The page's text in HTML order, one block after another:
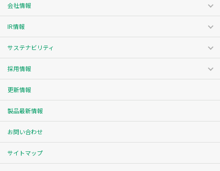
会社情報
IR情報
サステナビリティ
採用情報
更新情報
製品最新情報
お問い合わせ
サイトマップ